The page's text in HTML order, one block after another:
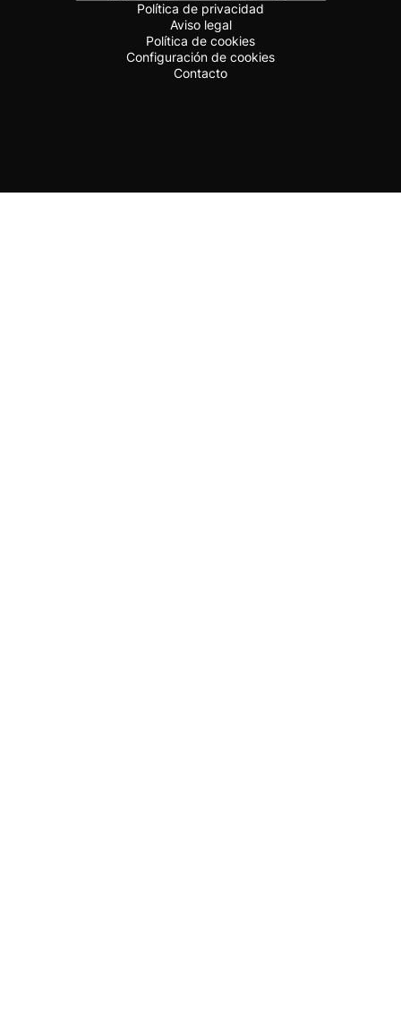
Política de privacidad
Aviso legal
Política de cookies
Configuración de cookies
Contacto